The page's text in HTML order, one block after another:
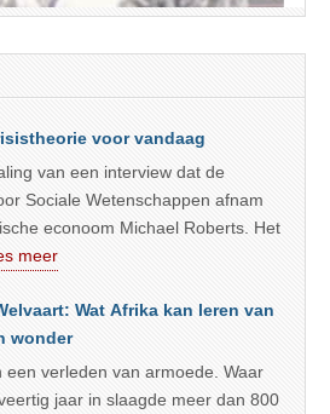
voor vandaag
van een interview dat de
Sociale Wetenschappen afnam
econoom Michael Roberts. Het
meer
Wat Afrika kan leren van
wonder
een verleden van armoede. Waar
jaar in slaagde meer dan 800